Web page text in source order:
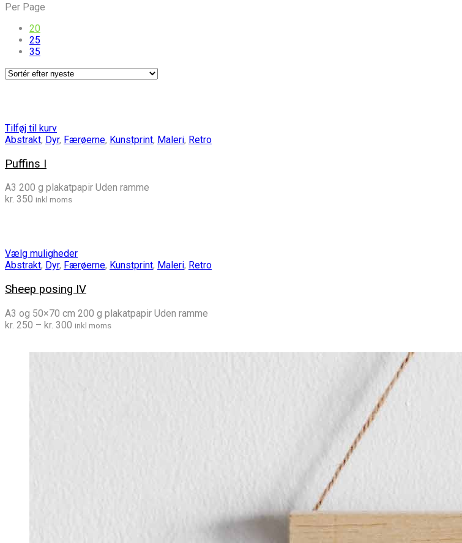
Per Page
20
25
35
Tilføj til kurv
Abstrakt, Dyr, Færøerne, Kunstprint, Maleri, Retro
Puffins I
A3 200 g plakatpapir Uden ramme
kr. 350 inkl moms
Vælg muligheder
Abstrakt, Dyr, Færøerne, Kunstprint, Maleri, Retro
Sheep posing IV
A3 og 50×70 cm 200 g plakatpapir Uden ramme
kr. 250 – kr. 300 Prisinterval:
inkl moms